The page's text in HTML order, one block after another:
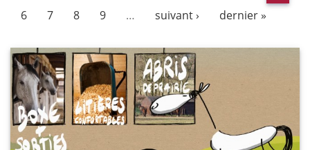
6
7 8 9 … suivant › dernier »